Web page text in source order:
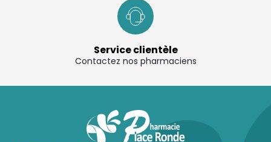
Service clientèle
Contactez nos pharmaciens